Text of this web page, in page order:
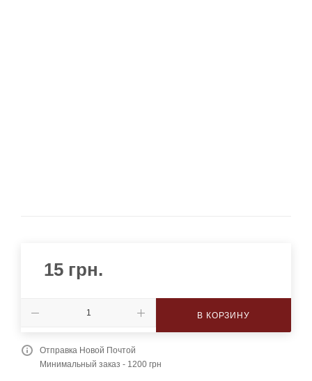
15 грн.
В КОРЗИНУ
Отправка Новой Почтой
Минимальный заказ - 1200 грн